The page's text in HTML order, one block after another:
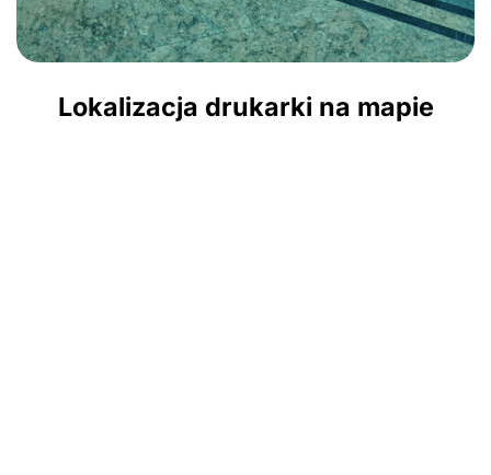
Lokalizacja drukarki na mapie